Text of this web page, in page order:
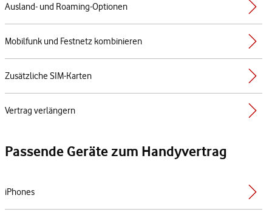
Ausland- und Roaming-Optionen
Mobilfunk und Festnetz kombinieren
Zusätzliche SIM-Karten
Vertrag verlängern
Passende Geräte zum Handyvertrag
iPhones